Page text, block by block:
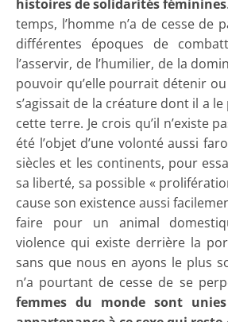
histoires de solidarités féminines
temps, l’homme n’a de cesse de
différentes époques de
l’asservir, de l’humilier, de la
pouvoir qu’elle pourrait détenir ou
s’agissait de la créature dont il a
cette terre. Je crois qu’il n’existe
été l’objet d’une volonté aussi
siècles et les continents, pour
sa liberté, sa possible «
cause son existence aussi
faire pour un animal
violence qui existe derrière la
sans que nous en ayons le plus
n’a pourtant de cesse de se
femmes du monde sont